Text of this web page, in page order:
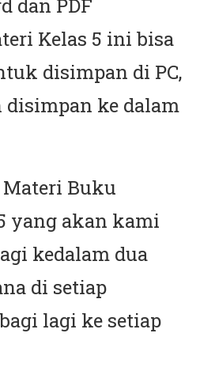
dan PDF
Kelas 5 ini bisa
disimpan di PC,
disimpan ke dalam
Buku
yang akan kami
kedalam dua
di setiap
lagi ke setiap